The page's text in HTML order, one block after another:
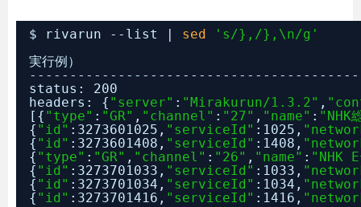
$ rivarun --list | sed
's/},/},\n/g'
実行例）
status: 200
headers: { "server" : "Mirakurun/1.3.2" ,
[{ "type" : "GR" , "channel" : "27" , "name" : "NHK
{ "id" :3273601025, "serviceId" :1025,
{ "id" :3273601408, "serviceId" :1408,
{ "type" : "GR" , "channel" : "26" , "name" : "NHK
{ "id" :3273701033, "serviceId" :1033,
{ "id" :3273701034, "serviceId" :1034,
{ "id" :3273701416, "serviceId" :1416,